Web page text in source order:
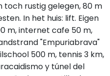
toch rustig gelegen, 80 m
In het huis: lift. Eigen
m, internet cafe 50 m,
"Empuriabrava"
500 m, tennis 3 km,
y túnel del